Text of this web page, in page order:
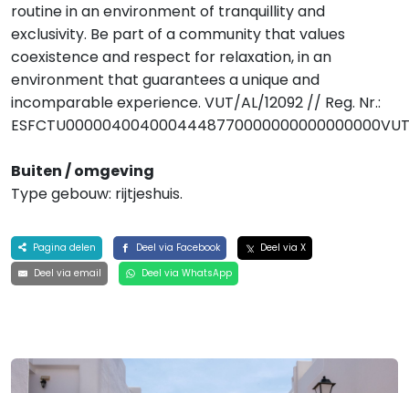
routine in an environment of tranquillity and
exclusivity. Be part of a community that values
coexistence and respect for relaxation, in an
environment that guarantees a unique and
incomparable experience. VUT/AL/12092 // Reg. Nr.:
Buiten / omgeving
Type gebouw: rijtjeshuis.
Pagina delen Deel via Facebook
Deel via X
Deel via email
Deel via WhatsApp